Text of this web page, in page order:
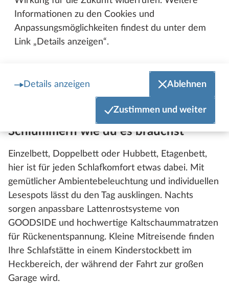
Informationen zu den Cookies und
Anpassungsmöglichkeiten findest du unter dem
Link „Details anzeigen“.
Details anzeigen Ablehnen
Zustimmen und weiter
Schlummern wie du es brauchst
Einzelbett, Doppelbett oder Hubbett, Etagenbett,
hier ist für jeden Schlafkomfort etwas dabei. Mit
gemütlicher Ambientebeleuchtung und individuellen
Lesespots lässt du den Tag ausklingen. Nachts
sorgen anpassbare Lattenrostsysteme von
GOODSIDE und hochwertige Kaltschaummatratzen
für Rückenentspannung. Kleine Mitreisende finden
Ihre Schlafstätte in einem Kinderstockbett im
Heckbereich, der während der Fahrt zur großen
Garage wird.